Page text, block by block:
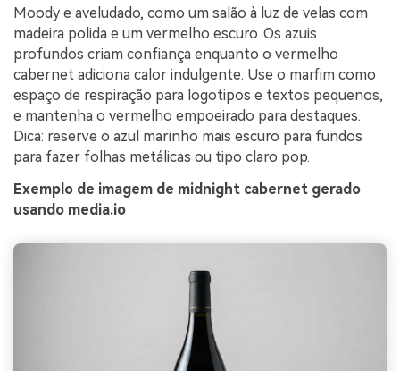
Moody e aveludado, como um salão à luz de velas com
madeira polida e um vermelho escuro. Os azuis
profundos criam confiança enquanto o vermelho
cabernet adiciona calor indulgente. Use o marfim como
espaço de respiração para logotipos e textos pequenos,
e mantenha o vermelho empoeirado para destaques.
Dica: reserve o azul marinho mais escuro para fundos
para fazer folhas metálicas ou tipo claro pop.
Exemplo de imagem de midnight cabernet gerado
usando media.io